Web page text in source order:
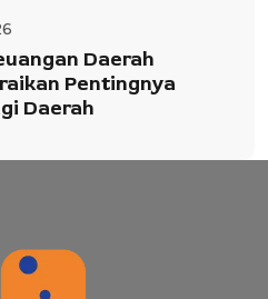
Daerah
Pentingnya
Daerah